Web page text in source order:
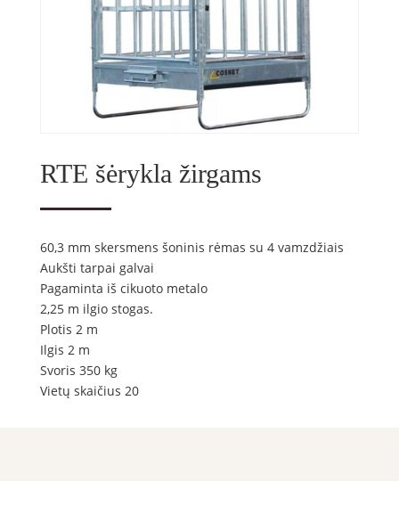
RTE šėrykla žirgams
60,3 mm skersmens šoninis rėmas su 4 vamzdžiais
Aukšti tarpai galvai
Pagaminta iš cikuoto metalo
2,25 m ilgio stogas.
Plotis 2 m
Ilgis 2 m
Svoris 350 kg
Vietų skaičius 20